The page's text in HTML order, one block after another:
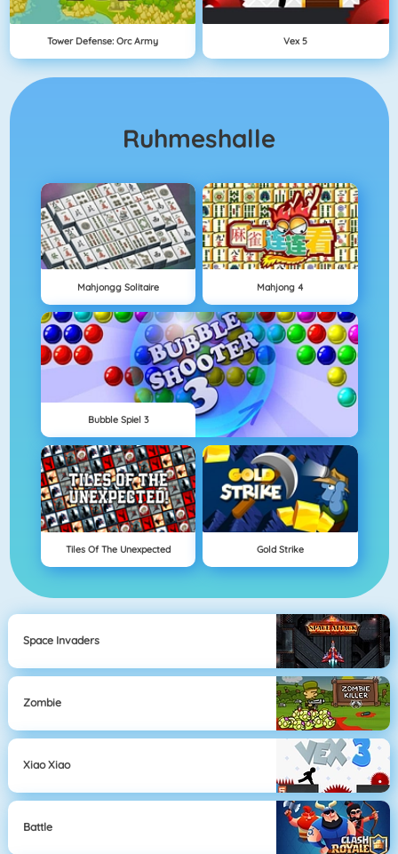
Tower Defense: Orc Army Vex 5
Ruhmeshalle
Mahjongg Solitaire Mahjong 4
Bubble Spiel 3
Tiles Of The Unexpected Gold Strike
Space Invaders
Zombie
Xiao Xiao
Battle